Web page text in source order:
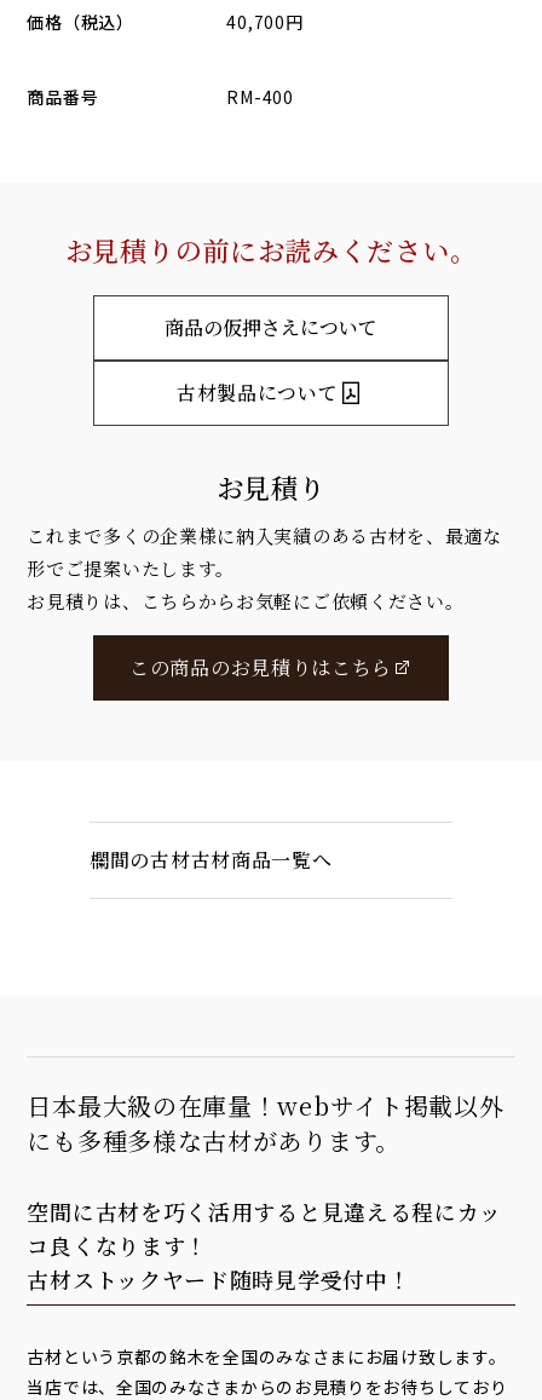
価格（税込） 40,700円
商品番号 RM-400
お見積りの前にお読みください。
商品の仮押さえについて
古材製品について
お見積り
これまで多くの企業様に納入実績のある古材を、最適な
形でご提案いたします。
お見積りは、こちらからお気軽にご依頼ください。
この商品のお見積りはこちら
欄間の古材古材商品一覧へ
日本最大級の在庫量！webサイト掲載以外
にも多種多様な古材があります。
空間に古材を巧く活用すると見違える程にカッ
コ良くなります！
古材ストックヤード随時見学受付中！
古材という京都の銘木を全国のみなさまにお届け致します。
当店では、全国のみなさまからのお見積りをお待ちしており